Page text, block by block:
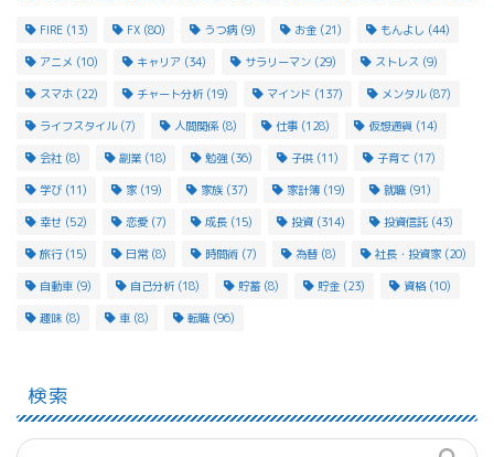
FIRE (13) FX (80) うつ病 (9) お金 (21) もんよし (44)
アニメ (10) キャリア (34) サラリーマン (29) ストレス (9)
スマホ (22) チャート分析 (19) マインド (137) メンタル(87)
ライフスタイル(7) 人間関係 (8) 仕事 (128) 仮想通貨 (14)
会社 (8) 副業 (18) 勉強(36) 子供 (11) 子育て (17)
学び (11) 家 (19) 家族 (37) 家計簿 (19) 就職 (91)
幸せ (52) 恋愛 (7) 成長 (15) 投資 (314) 投資信託 (43)
旅行(15) 日常(8) 時間術 (7) 為替 (8) 社長・投資家 (20)
自動車 (9) 自己分析 (18) 貯蓄 (8) 貯金 (23) 資格(10)
趣味 (8) 車 (8) 転職 (96)
検索